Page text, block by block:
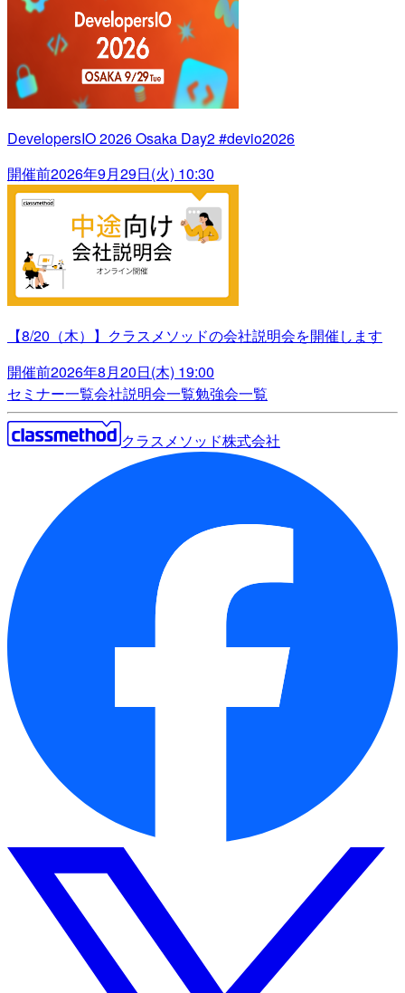
DevelopersIO 2026 Osaka Day2 #devio2026
開催前2026年9月29日(火) 10:30
【8/20（木）】クラスメソッドの会社説明会を開催します
開催前2026年8月20日(木) 19:00
セミナー一覧会社説明会一覧勉強会一覧
クラスメソッド株式会社